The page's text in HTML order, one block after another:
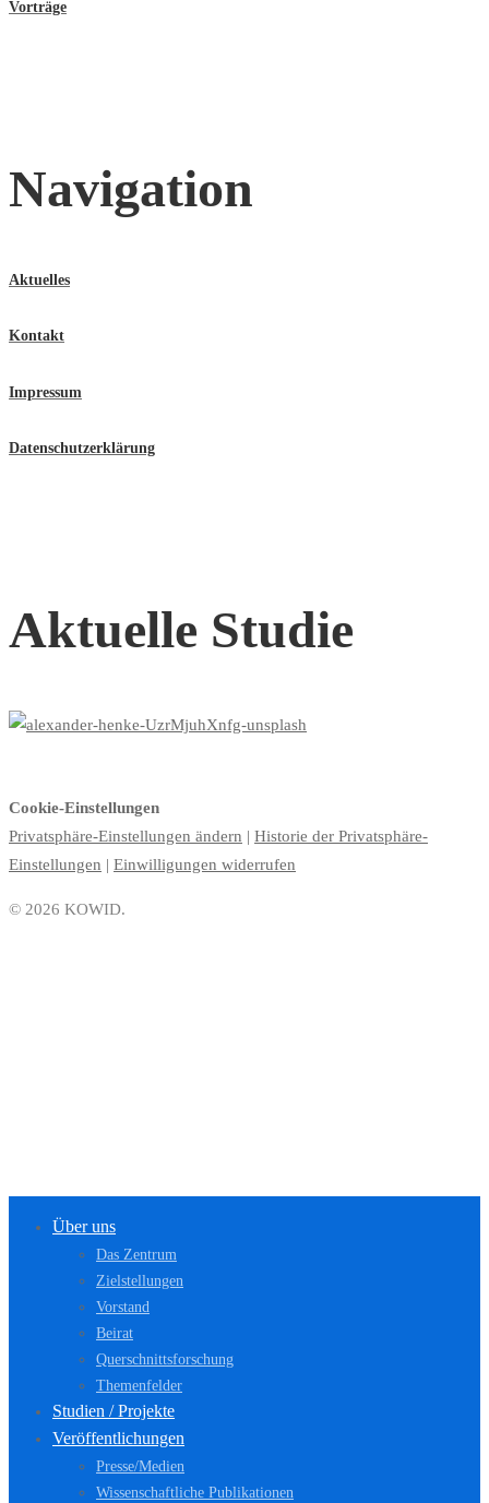
Vorträge
Navigation
Aktuelles
Kontakt
Impressum
Datenschutzerklärung
Aktuelle Studie
Cookie-Einstellungen
Privatsphäre-Einstellungen ändern | Historie der Privatsphäre-
Einstellungen | Einwilligungen widerrufen
© 2026 KOWID.
Über uns
Das Zentrum
Zielstellungen
Vorstand
Beirat
Querschnittsforschung
Themenfelder
Studien / Projekte
Veröffentlichungen
Presse/Medien
Wissenschaftliche Publikationen